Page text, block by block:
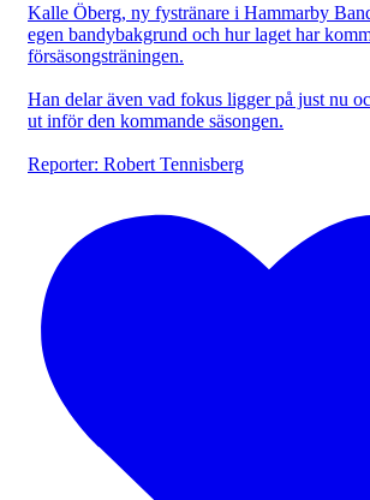
Kalle Öberg, ny fystränare i Hammarby
egen bandybakgrund och hur laget har
försäsongsträningen.
Han delar även vad fokus ligger på just nu
ut inför den kommande säsongen.
Reporter: Robert Tennisberg